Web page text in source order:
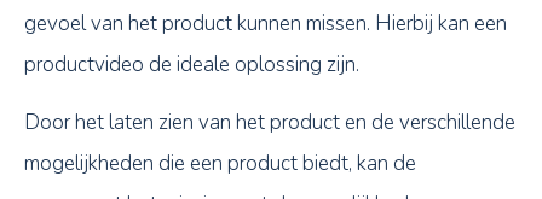
gevoel van het product kunnen missen. Hierbij kan een
productvideo de ideale oplossing zijn.
Door het laten zien van het product en de verschillende
mogelijkheden die een product biedt, kan de